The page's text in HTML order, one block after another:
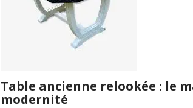
Table ancienne relookée : le
modernité